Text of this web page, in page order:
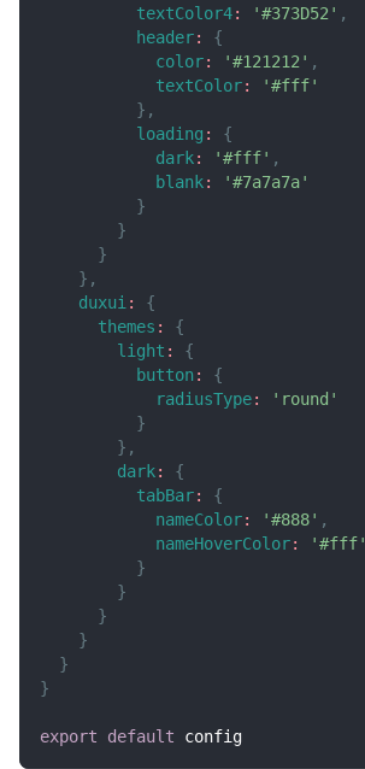
textColor4: '#373D52' ,
header:
{
color: '#121212' ,
textColor:
'#fff'
} ,
loading :
{
dark: '#fff' ,
blank:
'#7a7a7a'
}
}
}
} ,
duxui :
{
themes :
{
light :
{
button :
{
radiusType:
'round'
}
} ,
dark:
{
tabBar:
{
nameColor: '#888' ,
nameHoverColor:
'#fff'
}
}
}
}
}
}
export default config